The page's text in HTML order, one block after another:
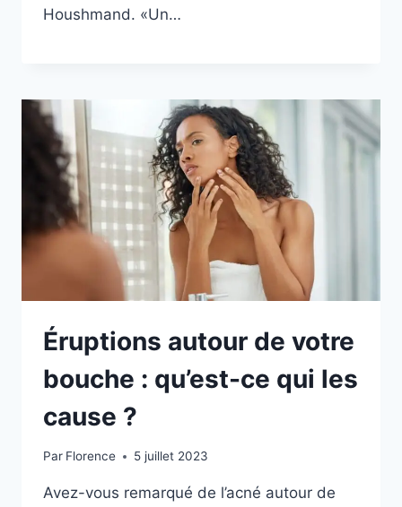
Houshmand. «Un…
Éruptions autour de votre
bouche : qu’est-ce qui les
cause ?
Par Florence 5 juillet 2023
Avez-vous remarqué de l’acné autour de